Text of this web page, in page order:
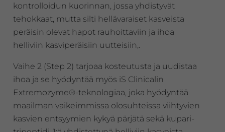
kontrolloidun kuorinnan, jossa yhdistyvät
tehokkaat, mutta silti hellävaraiset kasveista
peräisin olevat hapot rauhoittaviin ja ihoa
helliviin kasviperäisiin uutteisiin,.
Vaihe 2 (Step 2) tarjoaa kosteutusta ja uudistaa
ihoa ja se hyödyntää myös iS Clinicalin
Extremozyme®-teknologiaa, joka hyödyntää
maailman vaikeimmissa olosuhteissa viihtyvien
kasvien entsyymien kykyä pärjätä sekä kupari-